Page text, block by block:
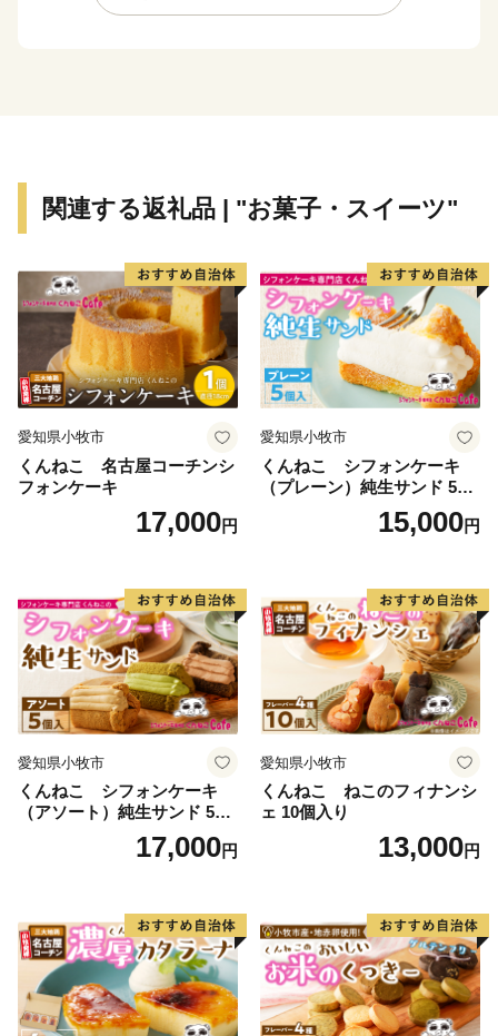
物であるリンゴが実る風景、冬はスノーシューハイキン
関連する返礼品 | "お菓子・スイーツ"
愛知県小牧市
くんねこ 名古屋コーチンシ
フォンケーキ
17,000円
愛知県小牧市
くんねこ シフォンケーキ
（プレーン）純生サンド 5個
15,000円
愛知県小牧市
くんねこ シフォンケーキ
（アソート）純生サンド 5個
17,000円
愛知県小牧市
くんねこ ねこのフィナンシ
ェ 10個入り
13,000円